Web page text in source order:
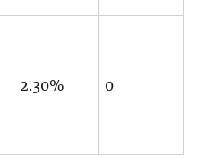
2.30% 0